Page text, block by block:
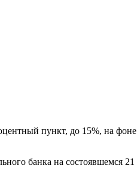
пункт, до 15%, на
банка на